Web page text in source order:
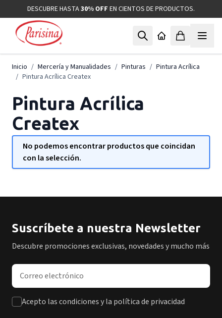
Ir al contenidoDESCUBRE HASTA30% OFF EN CIENTOS DE PRODUCTOS.
Inicio / Mercería y Manualidades / Pinturas / Pintura Acrílica
/ Pintura Acrílica Createx
Pintura Acrílica
Createx
No podemos encontrar productos que coincidan
con la selección.
Suscríbete a nuestra Newsletter
Descubre promociones exclusivas, novedades y mucho más
Dirección de correo electrónico
Acepto las condiciones y la política de privacidad